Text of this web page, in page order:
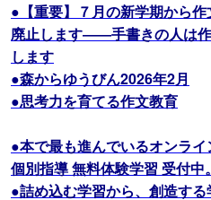
●【重要】７月の新学期から
廃止します――手書きの人は
します
●森からゆうびん2026年2月
●思考力を育てる作文教育
●本で最も進んでいるオンラ
個別指導 無料体験学習 受付中。
●詰め込む学習から、創造す